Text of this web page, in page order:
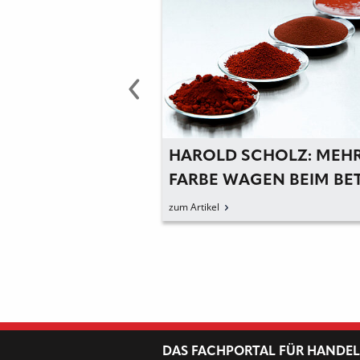
B&M: BETONINJEKTION
HANDLICHEN
KOFFERFORMAT
zum Artikel
DAS FACHPORTAL FÜR